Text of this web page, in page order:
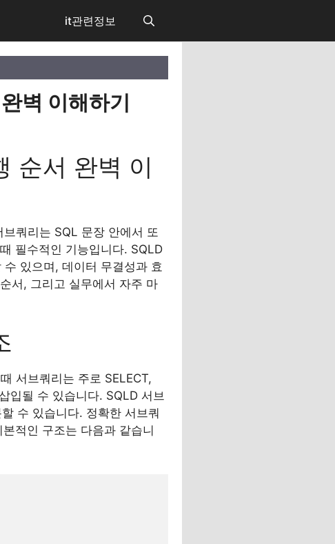
it관련정보
벽 이해하기
순서 완벽 이
쿼리는 SQL 문장 안에서 또
필수적인 기능입니다. SQLD
있으며, 데이터 무결성과 효
서, 그리고 실무에서 자주 마
서브쿼리는 주로 SELECT,
입될 수 있습니다. SQLD 서브
수 있습니다. 정확한 서브쿼
적인 구조는 다음과 같습니